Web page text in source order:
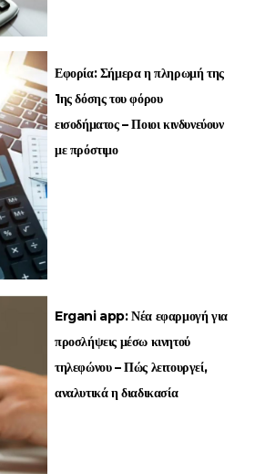
Εφορία: Σήμερα η πληρωμή της
1ης δόσης του φόρου
εισοδήματος – Ποιοι κινδυνεύουν
με πρόστιμο
Ergani app: Νέα εφαρμογή για
προσλήψεις μέσω κινητού
τηλεφώνου – Πώς λειτουργεί,
αναλυτικά η διαδικασία